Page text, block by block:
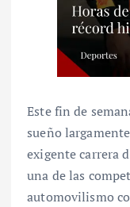
Este fin de
sueño
exigente carrera
una de las
automovilismo